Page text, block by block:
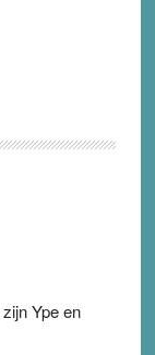
Ype en